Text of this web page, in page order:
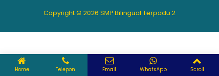
Copyright © 2026 SMP Bilingual Terpadu 2
Home Telepon Email WhatsApp Scroll